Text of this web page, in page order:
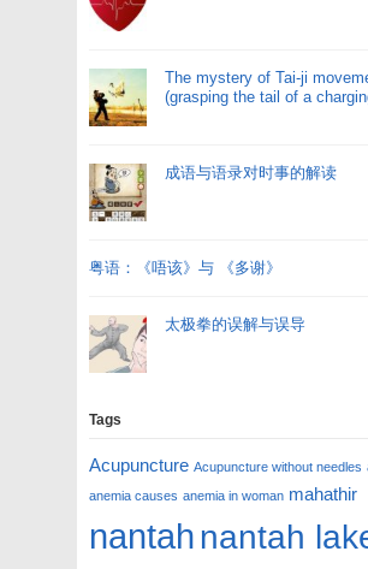
The mystery of Tai-ji
(grasping the tail of a
成语与语录对时事的解读
粤语：《唔该》与 《多谢》
太极拳的误解与误导
Tags
Acupuncture Acupuncture without needles
anemia causes anemia in woman mahathir
nantahnantah